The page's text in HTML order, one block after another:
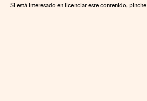
Si está interesado en licenciar este contenido, pinche